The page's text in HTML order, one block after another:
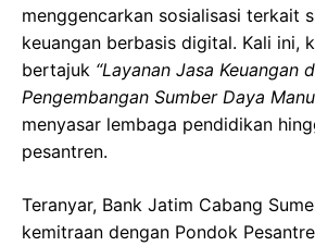
menggencarkan sosialisasi terkait
keuangan berbasis digital. Kali ini,
bertajuk “Layanan Jasa Keuangan
Pengembangan Sumber Daya
menyasar lembaga pendidikan
pesantren.
Teranyar, Bank Jatim Cabang
kemitraan dengan Pondok